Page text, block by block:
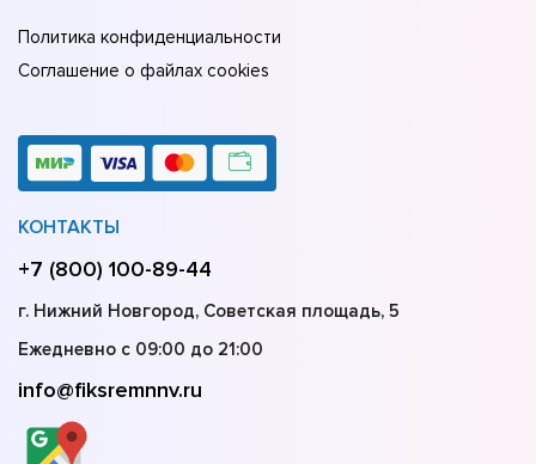
Политика конфиденциальности
Соглашение о файлах cookies
КОНТАКТЫ
+7 (800) 100-89-44
г. Нижний Новгород, Советская площадь, 5
Ежедневно с 09:00 до 21:00
info@fiksremnnv.ru